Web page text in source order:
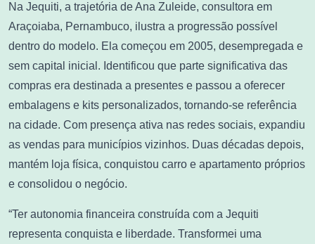
Na Jequiti, a trajetória de Ana Zuleide, consultora em
Araçoiaba, Pernambuco, ilustra a progressão possível
dentro do modelo. Ela começou em 2005, desempregada e
sem capital inicial. Identificou que parte significativa das
compras era destinada a presentes e passou a oferecer
embalagens e kits personalizados, tornando-se referência
na cidade. Com presença ativa nas redes sociais, expandiu
as vendas para municípios vizinhos. Duas décadas depois,
mantém loja física, conquistou carro e apartamento próprios
e consolidou o negócio.
“Ter autonomia financeira construída com a Jequiti
representa conquista e liberdade. Transformei uma